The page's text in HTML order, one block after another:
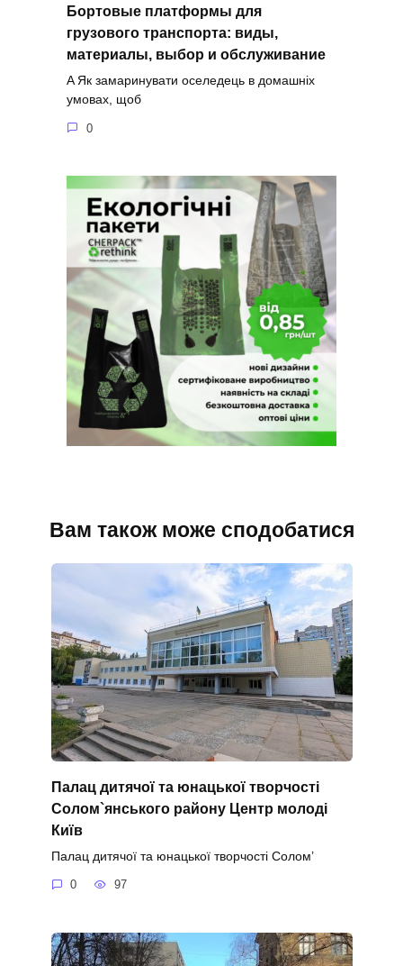
Бортовые платформы для
грузового транспорта: виды,
материалы, выбор и обслуживание
A Як замаринувати оселедець в домашніх
умовах, щоб
0
Вам також може сподобатися
Палац дитячої та юнацької творчості
Солом`янського району Центр молоді
Київ
Палац дитячої та юнацької творчості Солом’
0 97